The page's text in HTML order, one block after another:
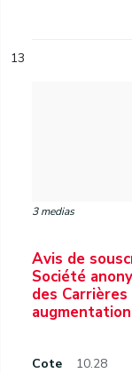
13
3 medias
Avis de
Société
des
Cote 10.28